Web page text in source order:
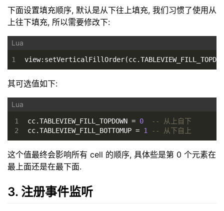
下面设置填充顺序, 默认是从下往上填充, 我们习惯了使用从
上往下填充, 所以需要修改下:
1
其可选值如下:
1
2
cc.TABLEVIEW_FILL_TOPDOWN = 0
-- 从上自下
cc.TABLEVIEW_FILL_BOTTOMUP = 1 -- 从下自上
这个值最终会影响所有 cell 的顺序, 具体些是第 0 个元素在
最上面还是在最下面.
3. 注册事件监听